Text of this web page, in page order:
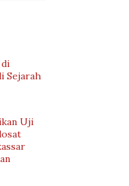
Sejarah
Uji